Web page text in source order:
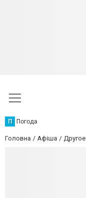
П Погода
Головна Афіша Другое